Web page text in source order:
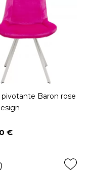
pivotante Baron rose
€